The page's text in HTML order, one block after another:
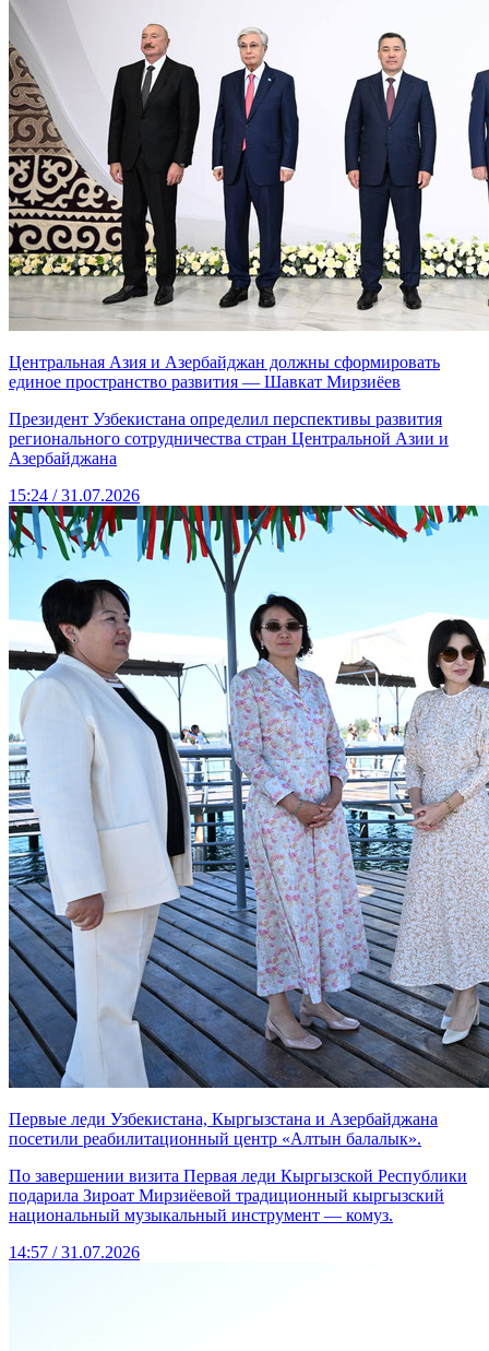
Центральная Азия и Азербайджан должны сформировать
единое пространство развития — Шавкат Мирзиёев
Президент Узбекистана определил перспективы развития
регионального сотрудничества стран Центральной Азии и
Азербайджана
15:24 / 31.07.2026
Первые леди Узбекистана, Кыргызстана и Азербайджана
посетили реабилитационный центр «Алтын балалык».
По завершении визита Первая леди Кыргызской Республики
подарила Зироат Мирзиёевой традиционный кыргызский
национальный музыкальный инструмент — комуз.
14:57 / 31.07.2026